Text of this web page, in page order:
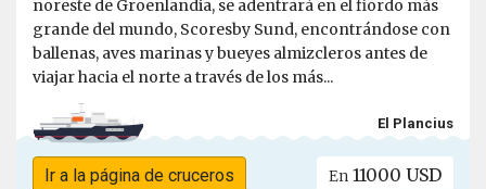
noreste de Groenlandia, se adentrará en el fiordo más
grande del mundo, Scoresby Sund, encontrándose con
ballenas, aves marinas y bueyes almizcleros antes de
viajar hacia el norte a través de los más...
El Plancius
Ir a la página de cruceros En 11000 USD